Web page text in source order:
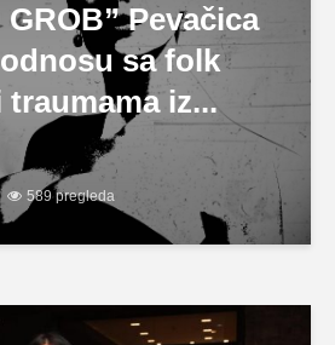
GROB” Pevačica
sa folk
traumama iz...
589 pregleda